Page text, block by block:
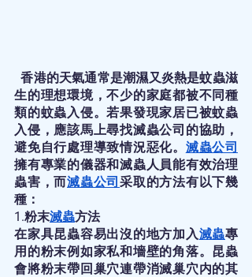
  香港的天氣通常是潮濕又炎熱是蚊蟲滋
生的理想環境，不少的家庭都被不同種
類的蚊蟲入侵。若果發現家居已被蚊蟲
入侵，應該馬上尋找滅蟲公司的協助，
避免自行處理導致情況惡化。 滅蟲公司
擁有專業的儀器和滅蟲人員能有效治理
蟲害，而滅蟲公司 采取的方法有以下幾
種：
1.粉末滅蟲方法
在家具昆蟲容易出沒的地方加入滅蟲專
用的粉末例如家私和墻壁的角落。昆蟲
會將粉末帶回巢穴連帶消滅巢穴内的其